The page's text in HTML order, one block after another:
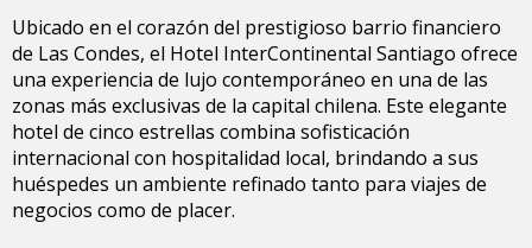
Ubicado en el corazón del prestigioso barrio financiero
de Las Condes, el Hotel InterContinental Santiago ofrece
una experiencia de lujo contemporáneo en una de las
zonas más exclusivas de la capital chilena. Este elegante
hotel de cinco estrellas combina sofisticación
internacional con hospitalidad local, brindando a sus
huéspedes un ambiente refinado tanto para viajes de
negocios como de placer.